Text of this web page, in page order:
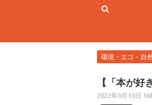
環境・エコ・自
【「本が
2022年9月13日